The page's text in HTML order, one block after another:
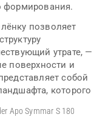
формирования.
позволяет
утрате, —
поверхности и
собой
которого
Apo Symmar S 180